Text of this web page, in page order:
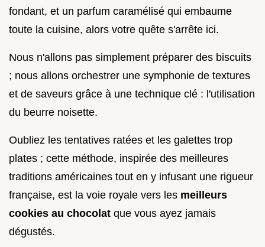
fondant, et un parfum caramélisé qui embaume
toute la cuisine, alors votre quête s'arrête ici.
Nous n'allons pas simplement préparer des biscuits
; nous allons orchestrer une symphonie de textures
et de saveurs grâce à une technique clé : l'utilisation
du beurre noisette.
Oubliez les tentatives ratées et les galettes trop
plates ; cette méthode, inspirée des meilleures
traditions américaines tout en y infusant une rigueur
française, est la voie royale vers les meilleurs
cookies au chocolat que vous ayez jamais
dégustés.